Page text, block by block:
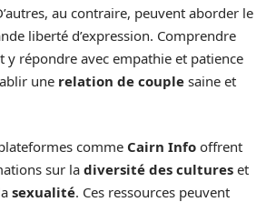
au contraire, peuvent aborder le
liberté d’expression. Comprendre
y répondre avec empathie et patience
une relation de couple saine et
comme Cairn Info offrent
sur la diversité des cultures et
sexualité. Ces ressources peuvent